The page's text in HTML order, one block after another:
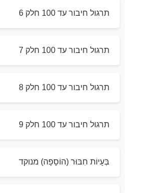
תרגול חיבור עד 100 חלק 6
תרגול חיבור עד 100 חלק 7
תרגול חיבור עד 100 חלק 8
תרגול חיבור עד 100 חלק 9
בְּעָיוֹת חִבּוּר (הוֹסָפָה) מנוקד